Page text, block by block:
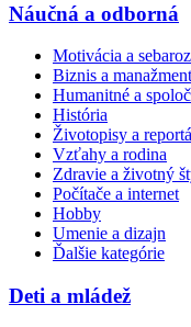
Náučná a odborná
Motivácia a
Biznis a manažment
Humanitné a
História
Životopisy a
Vzťahy a rodina
Zdravie a životný
Počítače a internet
Hobby
Umenie a dizajn
Ďalšie kategórie
Deti a mládež